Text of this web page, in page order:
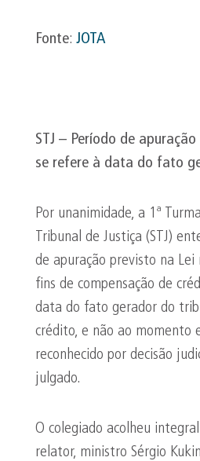
Fonte: JOTA
STJ – Período de
se refere à data do fato
Por unanimidade, a 1ª
Tribunal de Justiça (STJ)
de apuração previsto na
fins de compensação de
data do fato gerador do
crédito, e não ao momento
reconhecido por decisão
julgado.
O colegiado acolheu
relator, ministro Sérgio